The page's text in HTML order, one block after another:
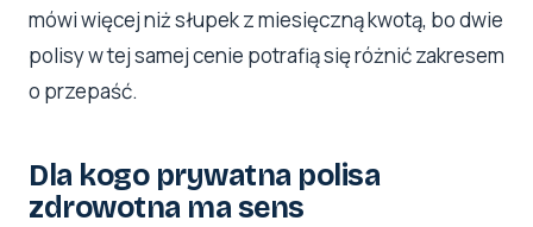
mówi więcej niż słupek z miesięczną kwotą, bo dwie
polisy w tej samej cenie potrafią się różnić zakresem
o przepaść.
Dla kogo prywatna polisa
zdrowotna ma sens